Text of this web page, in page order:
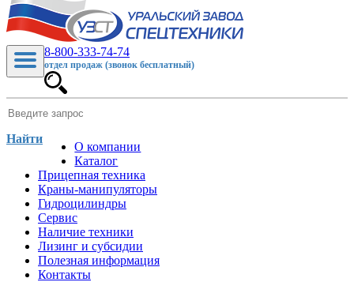
8-800-333-74-74
отдел продаж (звонок бесплатный)
Найти
О компании
Каталог
Прицепная техника
Краны-манипуляторы
Гидроцилиндры
Сервис
Наличие техники
Лизинг и субсидии
Полезная информация
Контакты